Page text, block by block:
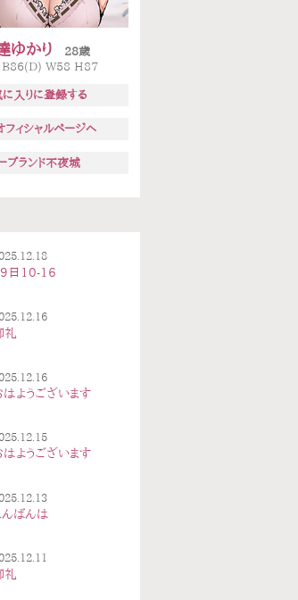
ゆかり
28歳
W58 H87
に入りに登録する
フィシャルページへ
プランド不夜城
日10-16
礼
はようございます
はようございます
んばんは
礼